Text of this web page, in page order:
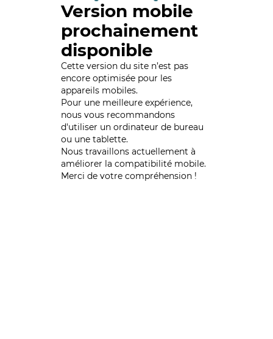
Version mobile
prochainement
disponible
Cette version du site n’est pas
encore optimisée pour les
appareils mobiles.
Pour une meilleure expérience,
nous vous recommandons
d'utiliser un ordinateur de bureau
ou une tablette.
Nous travaillons actuellement à
améliorer la compatibilité mobile.
Merci de votre compréhension !